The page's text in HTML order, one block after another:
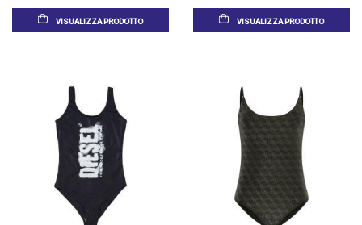
VISUALIZZA PRODOTTO VISUALIZZA PRODOTTO